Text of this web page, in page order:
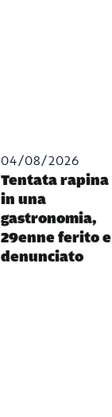
04/08/2026
Tentata rapina
in una
gastronomia,
29enne ferito e
denunciato